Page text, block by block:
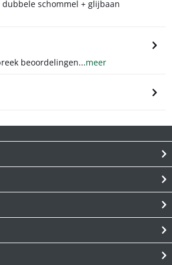
schommel + glijbaan
beoordelingen...meer